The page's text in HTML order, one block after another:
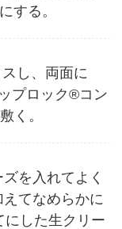
する。
し、両面に
プロック®コン
く。
を入れてよく
てなめらかに
にした生クリー